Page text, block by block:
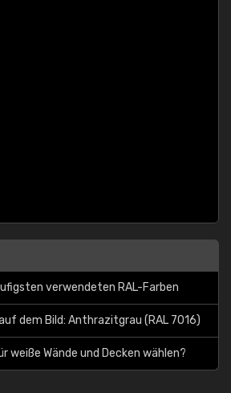
verwendeten RAL-Farben
dem Bild: Anthrazitgrau (RAL 7016)
weiße Wände und Decken wählen?